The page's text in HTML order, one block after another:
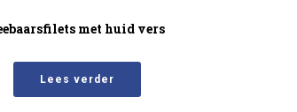
met huid vers
Lees verder